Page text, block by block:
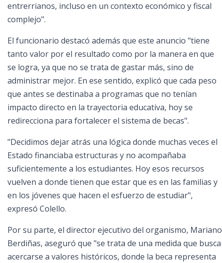
entrerrianos, incluso en un contexto económico y fiscal
complejo".
El funcionario destacó además que este anuncio "tiene
tanto valor por el resultado como por la manera en que
se logra, ya que no se trata de gastar más, sino de
administrar mejor. En ese sentido, explicó que cada peso
que antes se destinaba a programas que no tenían
impacto directo en la trayectoria educativa, hoy se
redirecciona para fortalecer el sistema de becas".
"Decidimos dejar atrás una lógica donde muchas veces el
Estado financiaba estructuras y no acompañaba
suficientemente a los estudiantes. Hoy esos recursos
vuelven a donde tienen que estar que es en las familias y
en los jóvenes que hacen el esfuerzo de estudiar",
expresó Colello.
Por su parte, el director ejecutivo del organismo, Mariano
Berdiñas, aseguró que "se trata de una medida que busca
acercarse a valores históricos, donde la beca representa